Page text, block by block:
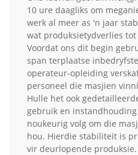
10 ure daagliks om
werk al meer as 'n jaar
wat produksietydverlies
Voordat ons dit begin
span terplaatse
operateur-opleiding
personeel die masjien
Hulle het ook
gebruik en instandhouding
noukeurig volg om die
hou. Hierdie stabiliteit is
vir deurlopende produksie.